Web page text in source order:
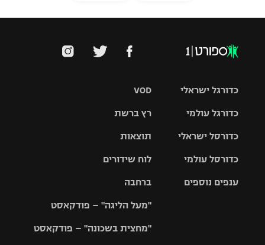
VOD
רץ ברשת
תוצאות
לוח שידורים
ברחבה
"מעל הליגה" – פודקאסט
"מחצית בשכונה" – פודקאסט
כדורגל ישראלי
גביע הטוטו
כדורגל עולמי
האלופות
ליגה
כדורסל ישראלי
סל
כדורסל עולמי
ענפים נוספים